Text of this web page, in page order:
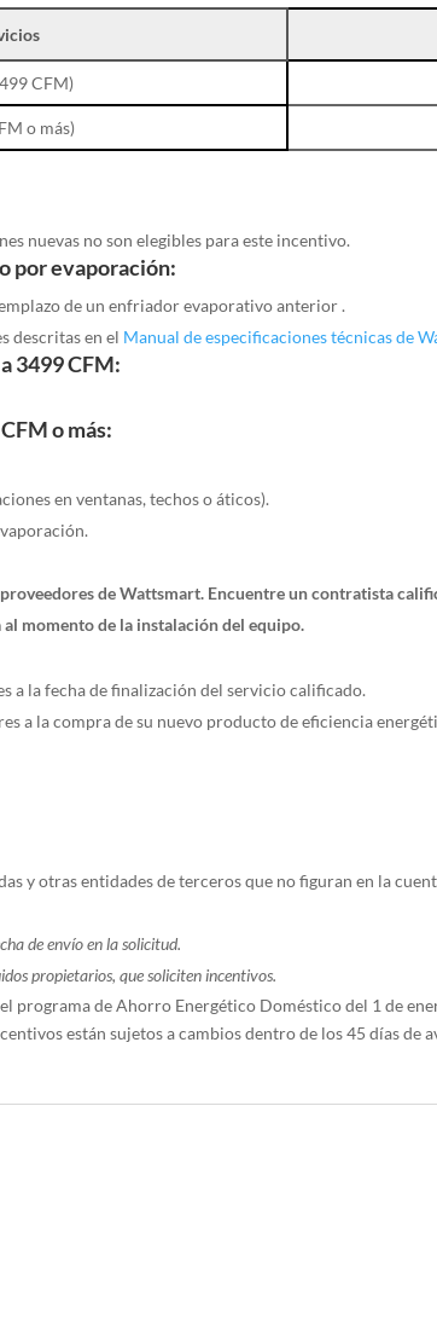
CFM)
o más)
nuevas no son elegibles para este incentivo.
por evaporación:
de un enfriador evaporativo anterior .
descritas en el Manual de especificaciones técnicas de
3499 CFM:
o más:
en ventanas, techos o áticos).
de Wattsmart. Encuentre un contratista
momento de la instalación del equipo.
a la fecha de finalización del servicio calificado.
a la compra de su nuevo producto de eficiencia
y otras entidades de terceros que no figuran en la
de envío en la solicitud.
propietarios, que soliciten incentivos.
programa de Ahorro Energético Doméstico del 1 de
están sujetos a cambios dentro de los 45 días de